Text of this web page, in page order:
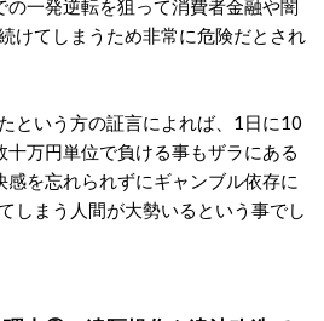
の一発逆転を狙って消費者金融や闇
けてしまうため非常に危険だとされ
という方の証言によれば、1日に10
万円単位で負ける事もザラにある
を忘れられずにギャンブル依存に
しまう人間が大勢いるという事でし